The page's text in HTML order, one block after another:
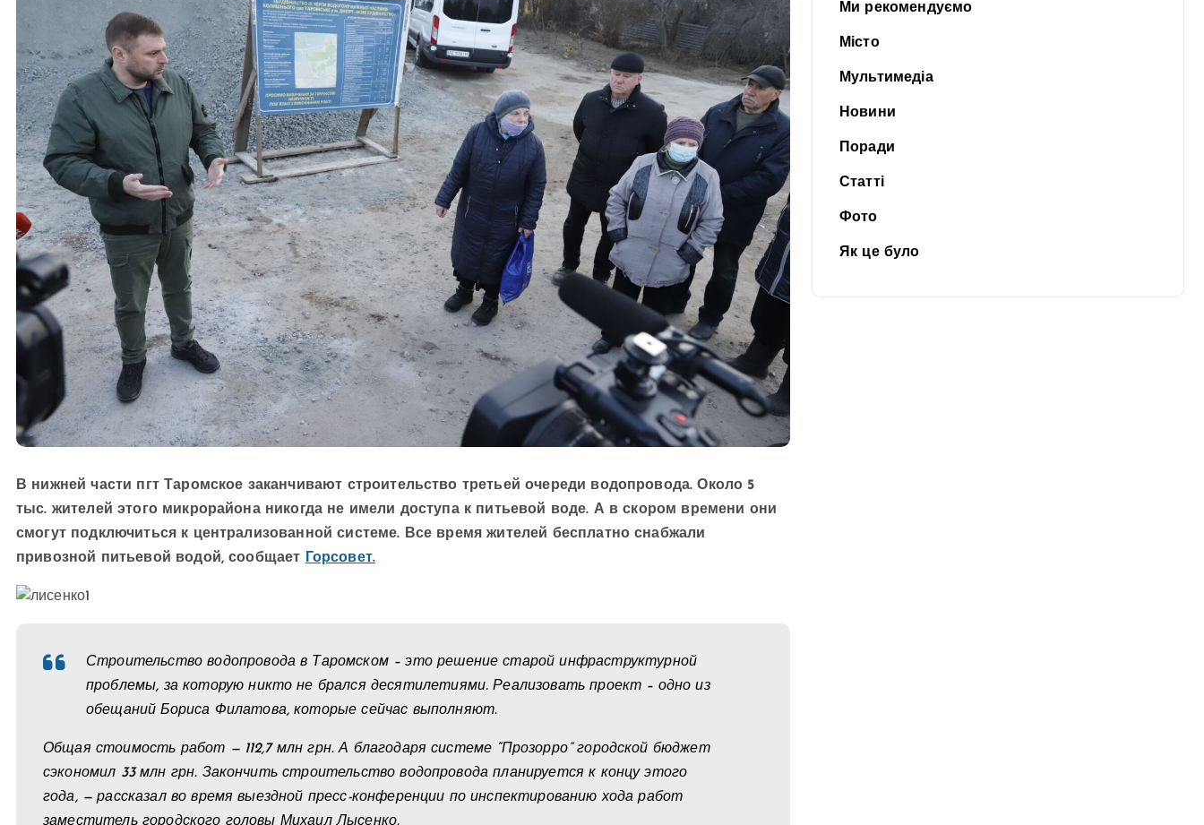
В нижней части пгт Таромское заканчивают строительство третьей очереди водопровода. Около 5
тыс. жителей этого микрорайона никогда не имели доступа к питьевой воде. А в скором времени они
смогут подключиться к централизованной системе. Все время жителей бесплатно снабжали
привозной питьевой водой, сообщает
Горсовет.
Строительство водопровода в Таромском – это решение старой инфраструктурной
проблемы, за которую никто не брался десятилетиями. Реализовать проект – одно из
обещаний Бориса Филатова, которые сейчас выполняют.
Общая стоимость работ — 112,7 млн грн. А благодаря системе “Прозорро” городской бюджет
сэкономил 33 млн грн. Закончить строительство водопровода планируется к концу этого
года, — рассказал во время выездной пресс-конференции по инспектированию хода работ
заместитель городского головы Михаил Лысенко.
Ми рекомендуємо
Місто
Мультимедіа
Новини
Поради
Статті
Фото
Як це було